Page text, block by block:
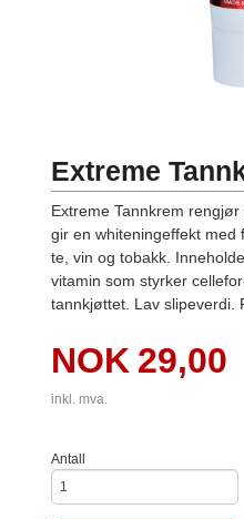
Extreme
Extreme Tannkrem
gir en whiteningeffekt med
te, vin og tobakk.
vitamin som styrker
tannkjøttet. Lav slipeverdi.
Pris
NOK 29,00
inkl. mva.
Antall